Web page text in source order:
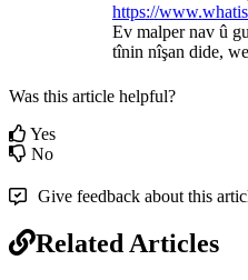
https://www.
Ev malper nav û
tînin nîşan dide,
Was this article helpful?
Yes
No
Give feedback about this
Related Articles